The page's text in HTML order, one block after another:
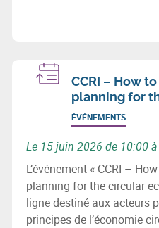
en outre de présenter
CCRI – How
planning for
ÉVÉNEMENTS
Le 15 juin 2026 de 10:00
L’événement « CCRI –
planning for the circular
ligne destiné aux acteurs
principes de l’économie